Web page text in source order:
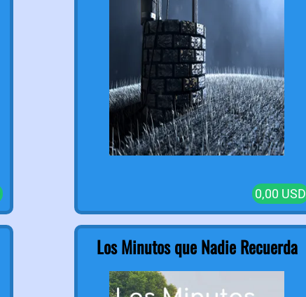
0,00 USD
Los Minutos que Nadie Recuerda